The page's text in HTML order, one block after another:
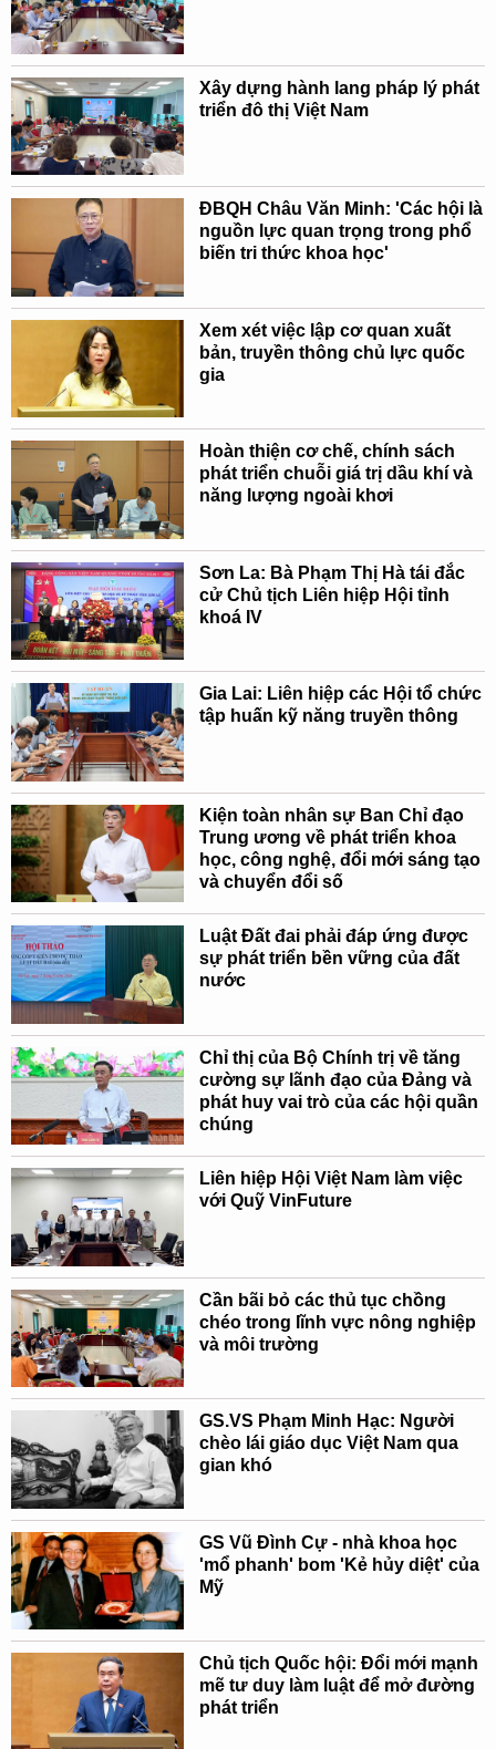
Xây dựng hành lang pháp lý phát
triển đô thị Việt Nam
ĐBQH Châu Văn Minh: 'Các hội là
nguồn lực quan trọng trong phổ
biến tri thức khoa học'
Xem xét việc lập cơ quan xuất
bản, truyền thông chủ lực quốc
gia
Hoàn thiện cơ chế, chính sách
phát triển chuỗi giá trị dầu khí và
năng lượng ngoài khơi
Sơn La: Bà Phạm Thị Hà tái đắc
cử Chủ tịch Liên hiệp Hội tỉnh
khoá IV
Gia Lai: Liên hiệp các Hội tổ chức
tập huấn kỹ năng truyền thông
Kiện toàn nhân sự Ban Chỉ đạo
Trung ương về phát triển khoa
học, công nghệ, đổi mới sáng tạo
và chuyển đổi số
Luật Đất đai phải đáp ứng được
sự phát triển bền vững của đất
nước
Chỉ thị của Bộ Chính trị về tăng
cường sự lãnh đạo của Đảng và
phát huy vai trò của các hội quần
chúng
Liên hiệp Hội Việt Nam làm việc
với Quỹ VinFuture
Cần bãi bỏ các thủ tục chồng
chéo trong lĩnh vực nông nghiệp
và môi trường
GS.VS Phạm Minh Hạc: Người
chèo lái giáo dục Việt Nam qua
gian khó
GS Vũ Đình Cự - nhà khoa học
'mổ phanh' bom 'Kẻ hủy diệt' của
Mỹ
Chủ tịch Quốc hội: Đổi mới mạnh
mẽ tư duy làm luật để mở đường
phát triển